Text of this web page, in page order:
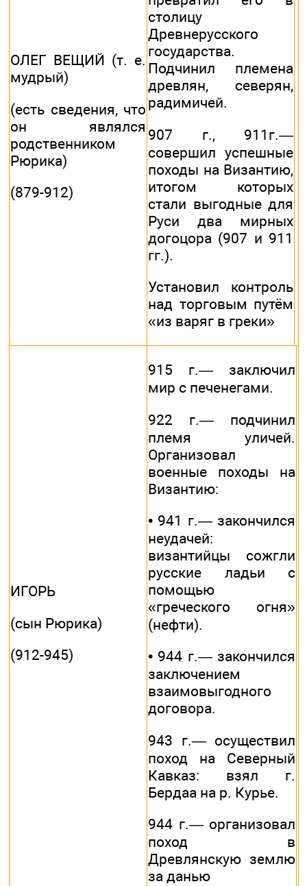
ОЛЕГ ВЕЩИЙ (т. е.
мудрый)
(есть сведения, что
он являлся
родственником
Рюрика)
(879-912)
столицу
Древнерусского
государства.
Подчинил племена
древлян, северян,
радимичей.
907 г., 911г.—
совершил успешные
походы на Византию,
итогом которых
стали выгодные для
Руси два мирных
догоцора (907 и 911
гг.).
Установил контроль
над торговым путём
«из варяг в греки»
ИГОРЬ
(сын Рюрика)
(912-945)
915 г.— заключил
мир с печенегами.
922 г.— подчинил
племя уличей.
Организовал
военные походы на
Византию:
• 941 г.— закончился
неудачей:
византийцы сожгли
русские ладьи с
помощью
«греческого огня»
(нефти).
• 944 г.— закончился
заключением
взаимовыгодного
договора.
943 г.— осуществил
поход на Северный
Кавказ: взял г.
Бердаа на р. Курье.
944 г.— организовал
поход в
Древлянскую землю
за данью